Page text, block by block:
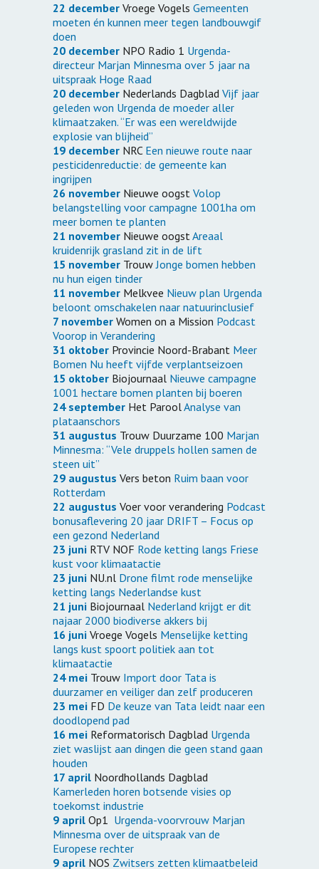
22 december Vroege Vogels Gemeenten
moeten én kunnen meer tegen landbouwgif
doen
20 december NPO Radio 1 Urgenda-
directeur Marjan Minnesma over 5 jaar na
uitspraak Hoge Raad
20 december Nederlands Dagblad Vijf jaar
geleden won Urgenda de moeder aller
klimaatzaken. “Er was een wereldwijde
explosie van blijheid”
19 december NRC Een nieuwe route naar
pesticidenreductie: de gemeente kan
ingrijpen
26 november Nieuwe oogst Volop
belangstelling voor campagne 1001ha om
meer bomen te planten
21 november Nieuwe oogstAreaal
kruidenrijk grasland zit in de lift
15 november TrouwJonge bomen hebben
nu hun eigen tinder
11 november Melkvee Nieuw plan Urgenda
beloont omschakelen naar natuurinclusief
7 november Women on a Mission Podcast
Voorop in Verandering
31 oktober Provincie Noord-Brabant Meer
Bomen Nu heeft vijfde verplantseizoen
15 oktober Biojournaal Nieuwe campagne
1001 hectare bomen planten bij boeren
24 september Het ParoolAnalyse van
plataanschors
31 augustus Trouw Duurzame 100 Marjan
Minnesma: “Vele druppels hollen samen de
steen uit”
29 augustus Vers beton Ruim baan voor
Rotterdam
22 augustus Voer voor verandering Podcast
bonusaflevering 20 jaar DRIFT – Focus op
een gezond Nederland
23 juni RTV NOF Rode ketting langs Friese
kust voor klimaatactie
23 juni NU.nl Drone filmt rode menselijke
ketting langs Nederlandse kust
21 juni Biojournaal Nederland krijgt er dit
najaar 2000 biodiverse akkers bij
16 juni Vroege Vogels Menselijke ketting
langs kust spoort politiek aan tot
klimaatactie
24 mei Trouw Import door Tata is
duurzamer en veiliger dan zelf produceren
23 mei FD De keuze van Tata leidt naar een
doodlopend pad
16 mei Reformatorisch Dagblad Urgenda
ziet waslijst aan dingen die geen stand gaan
houden
17 april Noordhollands Dagblad
Kamerleden horen botsende visies op
toekomst industrie
9 april Op1 Urgenda-voorvrouw Marjan
Minnesma over de uitspraak van de
Europese rechter
9 april NOS Zwitsers zetten klimaatbeleid